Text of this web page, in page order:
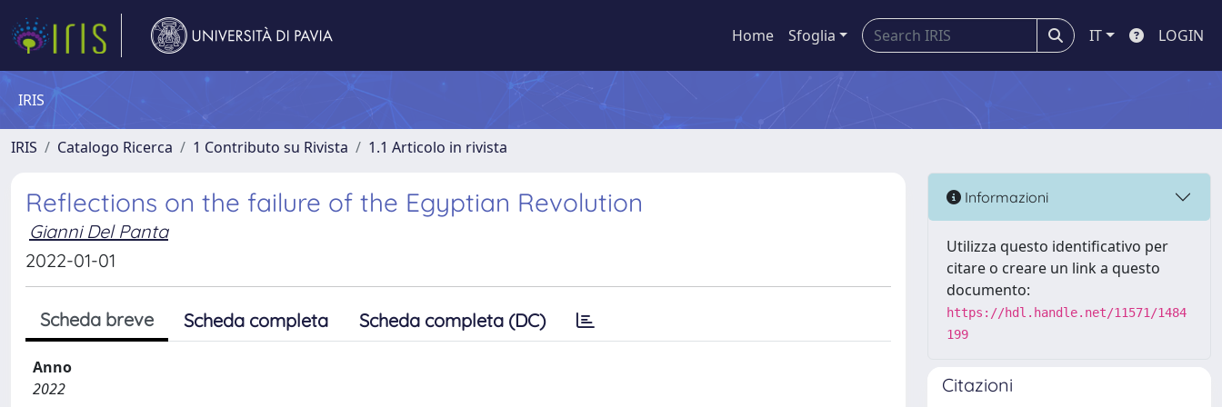
Home Sfoglia IT LOGIN
IRIS
IRIS Catalogo Ricerca 1 Contributo su Rivista 1.1 Articolo in rivista
Reflections on the failure of the Egyptian Revolution
Gianni Del Panta
2022-01-01
Scheda breve Scheda completa Scheda completa (DC)
Anno
2022
Informazioni
Utilizza questo identificativo per
citare o creare un link a questo
documento:
https://hdl.handle.net/11571/1484
199
Citazioni